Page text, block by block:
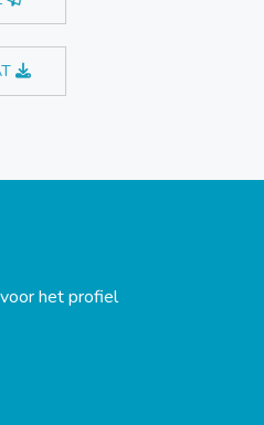
het profiel